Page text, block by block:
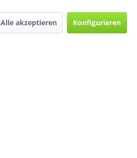
Alle akzeptieren Konfigurieren